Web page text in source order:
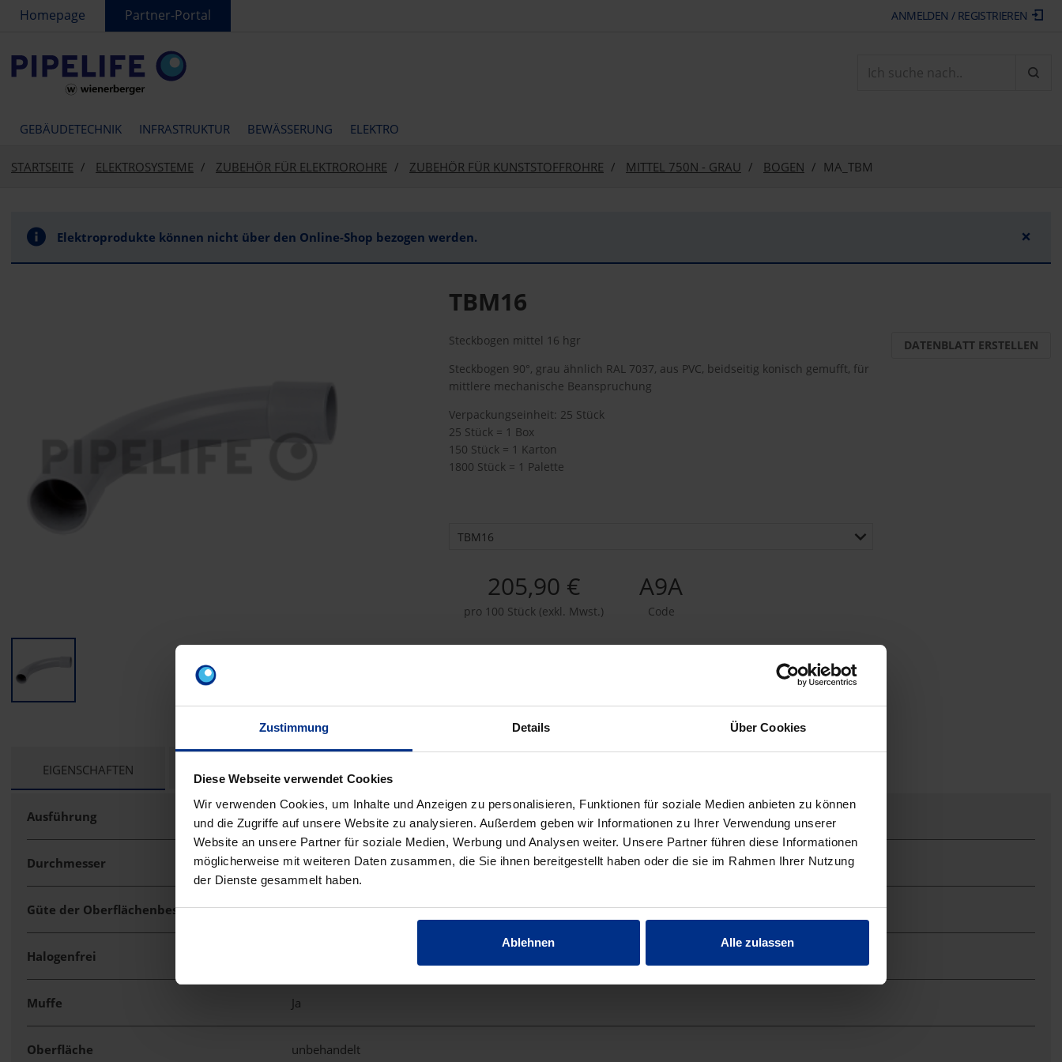
Zustimmung Details Über Cookies
Diese Webseite verwendet Cookies
Wir verwenden Cookies, um Inhalte und Anzeigen zu personalisieren, Funktionen für soziale Medien anbieten zu können
und die Zugriffe auf unsere Website zu analysieren. Außerdem geben wir Informationen zu Ihrer Verwendung unserer
Website an unsere Partner für soziale Medien, Werbung und Analysen weiter. Unsere Partner führen diese Informationen
möglicherweise mit weiteren Daten zusammen, die Sie ihnen bereitgestellt haben oder die sie im Rahmen Ihrer Nutzung
der Dienste gesammelt haben.
Ablehnen Alle zulassen
text.skipToContent
text.skipToNavigation
Homepage Partner-Portal ANMELDEN / REGISTRIEREN
GEBÄUDETECHNIK INFRASTRUKTUR BEWÄSSERUNG ELEKTRO
STARTSEITE ELEKTROSYSTEME ZUBEHÖR FÜR ELEKTROROHRE ZUBEHÖR FÜR KUNSTSTOFFROHRE MITTEL 750N - GRAU BOGEN MA_TBM
Elektroprodukte können nicht über den Online-Shop bezogen werden. ×
TBM16
Steckbogen mittel 16 hgr
Steckbogen 90°, grau ähnlich RAL 7037, aus PVC, beidseitig konisch gemufft, für
mittlere mechanische Beanspruchung
Verpackungseinheit: 25 Stück
25 Stück = 1 Box
150 Stück = 1 Karton
1800 Stück = 1 Palette
DATENBLATT ERSTELLEN
TBM16
205,90 €
pro 100 Stück (exkl. Mwst.)
A9A
Code
CURRENT
EIGENSCHAFTEN
Ausführung Steck
Durchmesser 16 mm
Güte der Oberflächenbeschichtung unbeschichtet
Halogenfrei
Muffe Ja
Oberfläche unbehandelt